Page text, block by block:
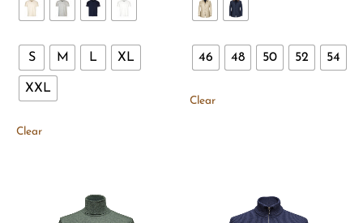
S M L XL
XXL
Clear
46 48 50 52 54
Clear